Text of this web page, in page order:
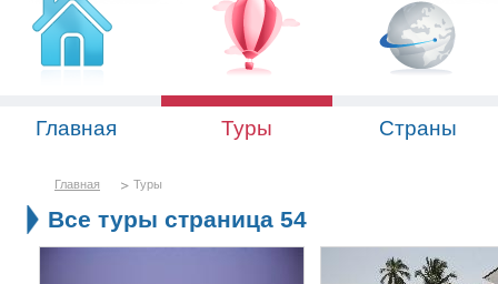
Главная Туры Страны
Главная Туры
Все туры страница 54